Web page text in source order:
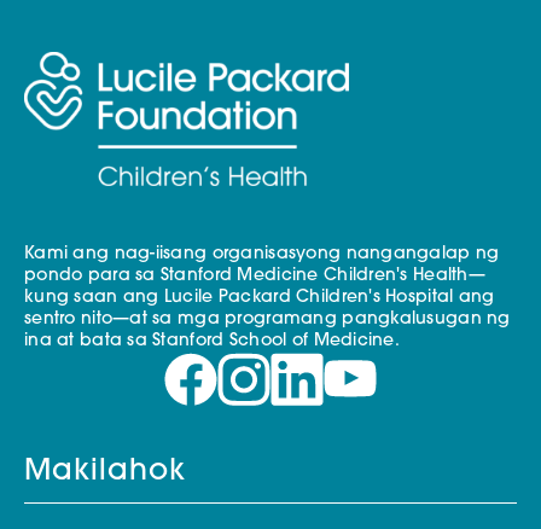
Kami ang nag-iisang organisasyong nangangalap ng
pondo para sa Stanford Medicine Children's Health—
kung saan ang Lucile Packard Children's Hospital ang
sentro nito—at sa mga programang pangkalusugan ng
ina at bata sa Stanford School of Medicine.
Makilahok